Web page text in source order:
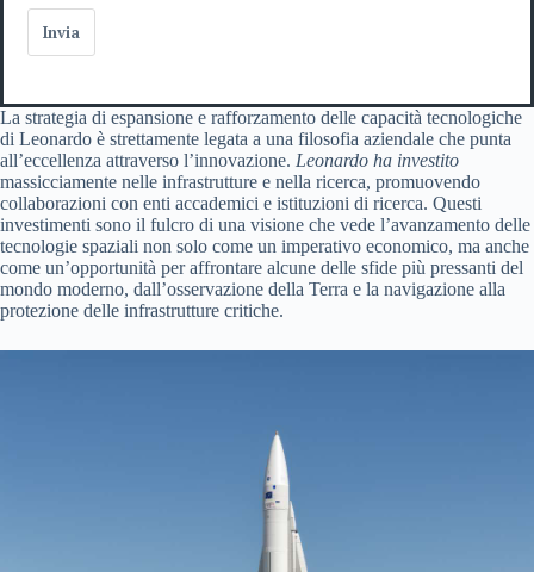
Invia
La strategia di espansione e rafforzamento delle capacità tecnologiche
di Leonardo è strettamente legata a una filosofia aziendale che punta
all’eccellenza attraverso l’innovazione. Leonardo ha investito
massicciamente nelle infrastrutture e nella ricerca, promuovendo
collaborazioni con enti accademici e istituzioni di ricerca. Questi
investimenti sono il fulcro di una visione che vede l’avanzamento delle
tecnologie spaziali non solo come un imperativo economico, ma anche
come un’opportunità per affrontare alcune delle sfide più pressanti del
mondo moderno, dall’osservazione della Terra e la navigazione alla
protezione delle infrastrutture critiche.